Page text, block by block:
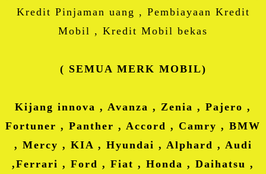
Kredit Pinjaman uang , Pembiayaan Kredit
Mobil , Kredit Mobil bekas
( SEMUA MERK MOBIL)
Kijang innova , Avanza , Zenia , Pajero ,
Fortuner , Panther , Accord , Camry , BMW
, Mercy , KIA , Hyundai , Alphard , Audi
,Ferrari , Ford , Fiat , Honda , Daihatsu ,